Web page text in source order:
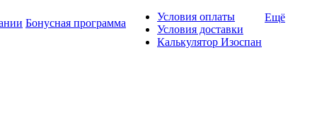
Бонусная программа
Условия оплаты
Условия доставки
Калькулятор Изоспан
Ещё